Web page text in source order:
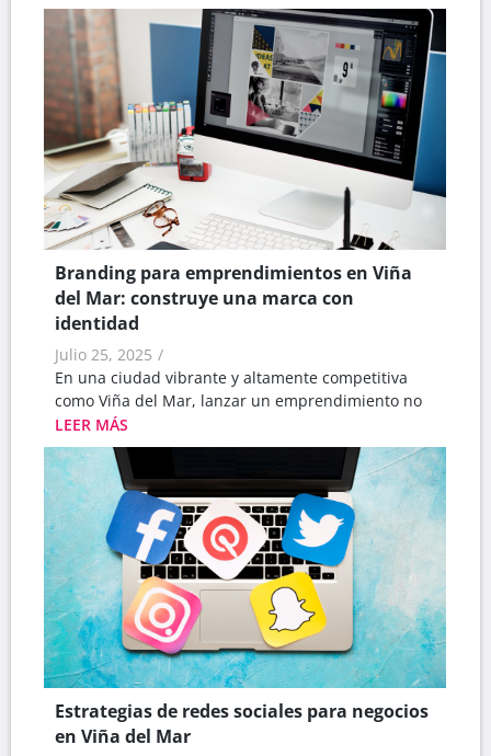
Branding para emprendimientos en Viña
del Mar: construye una marca con
identidad
Julio 25, 2025 /
En una ciudad vibrante y altamente competitiva
como Viña del Mar, lanzar un emprendimiento no
LEER MÁS
Estrategias de redes sociales para negocios
en Viña del Mar